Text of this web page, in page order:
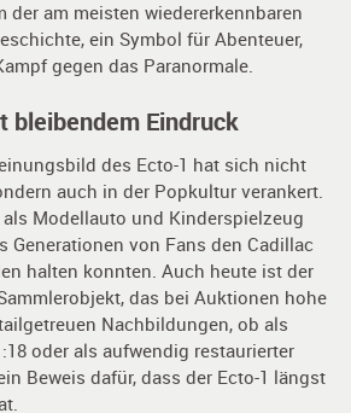
der am meisten wiedererkennbaren
ein Symbol für Abenteuer,
gegen das Paranormale.
bleibendem Eindruck
des Ecto-1 hat sich nicht
auch in der Popkultur verankert.
als Modellauto und Kinderspielzeug
Generationen von Fans den Cadillac
halten konnten. Auch heute ist der
das bei Auktionen hohe
Nachbildungen, ob als
oder als aufwendig restaurierter
Beweis dafür, dass der Ecto-1 längst